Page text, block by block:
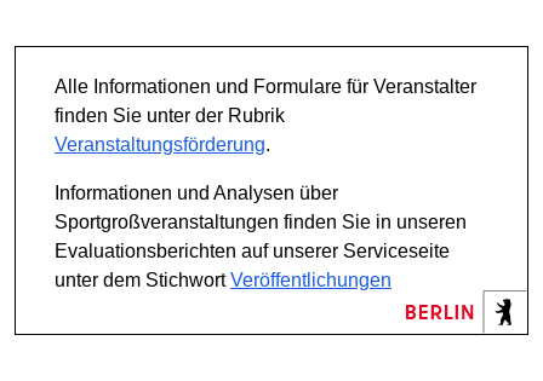
Alle Informationen und Formulare für Veranstalter
finden Sie unter der Rubrik
Veranstaltungsförderung.
Informationen und Analysen über
Sportgroßveranstaltungen finden Sie in unseren
Evaluationsberichten auf unserer Serviceseite
unter dem StichwortVeröffentlichungen